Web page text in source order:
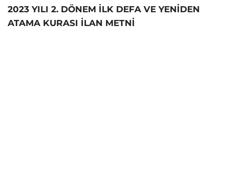
2023 YILI 2. DÖNEM İLK DEFA VE YENİDEN
ATAMA KURASI İLAN METNİ